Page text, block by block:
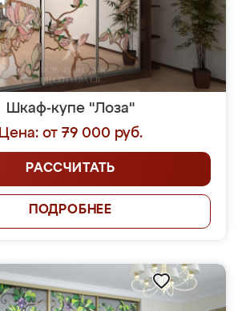
Шкаф-купе "Лоза"
Цена: от 79 000 руб.
РАССЧИТАТЬ
ПОДРОБНЕЕ